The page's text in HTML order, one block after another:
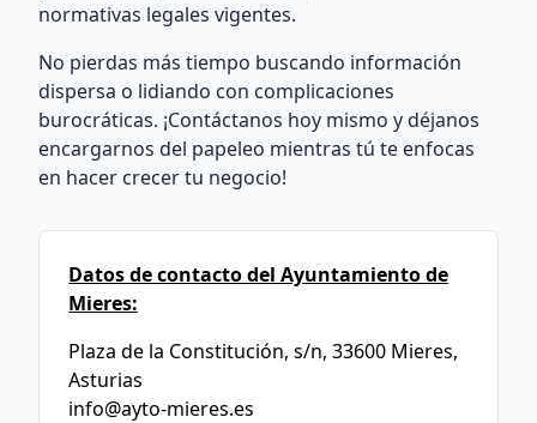
normativas legales vigentes.
No pierdas más tiempo buscando información
dispersa o lidiando con complicaciones
burocráticas. ¡Contáctanos hoy mismo y déjanos
encargarnos del papeleo mientras tú te enfocas
en hacer crecer tu negocio!
Datos de contacto del Ayuntamiento de
Mieres:
Plaza de la Constitución, s/n, 33600 Mieres,
Asturias
info@ayto-mieres.es